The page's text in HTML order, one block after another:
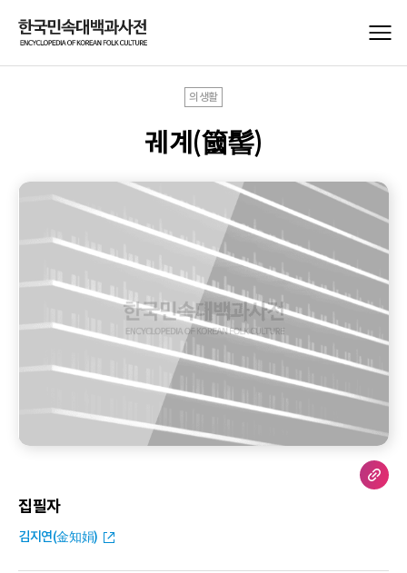
의생활
궤계(簂髻)
집필자
김지연(金知娟)